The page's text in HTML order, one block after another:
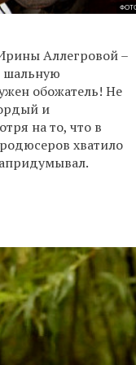
Аллегровой –
шальную
обожатель! Не
и
на то, что в
хватило